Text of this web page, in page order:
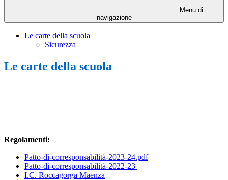
Menu di
navigazione
Le carte della scuola
Sicurezza
Le carte della scuola
Regolamenti:
Patto-di-corresponsabilità-2023-24.pdf
Patto-di-corresponsabilità-2022-23
I.C. Roccagorga Maenza